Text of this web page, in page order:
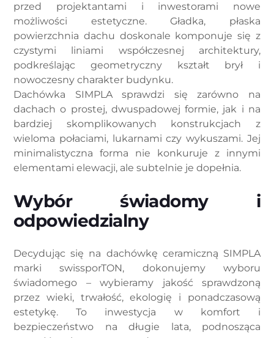
przed projektantami i inwestorami nowe
możliwości estetyczne. Gładka, płaska
powierzchnia dachu doskonale komponuje się z
czystymi liniami współczesnej architektury,
podkreślając geometryczny kształt brył i
nowoczesny charakter budynku.
Dachówka SIMPLA sprawdzi się zarówno na
dachach o prostej, dwuspadowej formie, jak i na
bardziej skomplikowanych konstrukcjach z
wieloma połaciami, lukarnami czy wykuszami. Jej
minimalistyczna forma nie konkuruje z innymi
elementami elewacji, ale subtelnie je dopełnia.
Wybór świadomy i
odpowiedzialny
Decydując się na dachówkę ceramiczną SIMPLA
marki swissporTON, dokonujemy wyboru
świadomego – wybieramy jakość sprawdzoną
przez wieki, trwałość, ekologię i ponadczasową
estetykę. To inwestycja w komfort i
bezpieczeństwo na długie lata, podnosząca